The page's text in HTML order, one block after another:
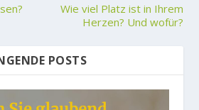
Wie viel Platz ist in Ihrem
Herzen? Und wofür?
POSTS